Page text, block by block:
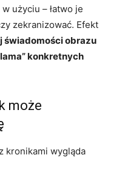
użyciu – łatwo je
zekranizować. Efekt
świadomości obrazu
konkretnych
może
kronikami wygląda